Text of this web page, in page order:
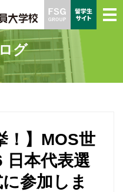
グ
！】MOS世
日本代表選
参加しま